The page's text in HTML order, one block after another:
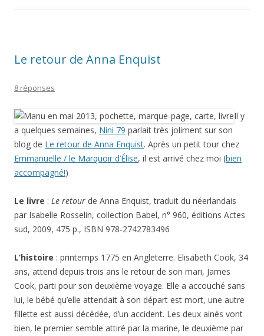
a quelques semaines,
Emmanuelle / le Marquoir d’Élise , il est arrivé chez moi (bien
accompagné!)
Le livre:Le retourde Anna Enquist, traduit du néerlandais
par Isabelle Rosselin, collection Babel, n° 960, éditions Actes
L’histoire: printemps 1775 en Angleterre. Elisabeth Cook, 34
ans, attend depuis trois ans le retour de son mari, James
lui, le bébé qu’elle attendait à son départ est mort, une autre
fillette est aussi décédée, d’un accident. Les deux ainés vont
bien, le premier semble attiré par la marine, le deuxième par
la musique. Elle range, frénétiquement, pour que tout soit
impeccable pour le retour. Le voici enfin, amaigri. Il reçoit un
poste honorifique, travaille avec elle à la mise en forme du